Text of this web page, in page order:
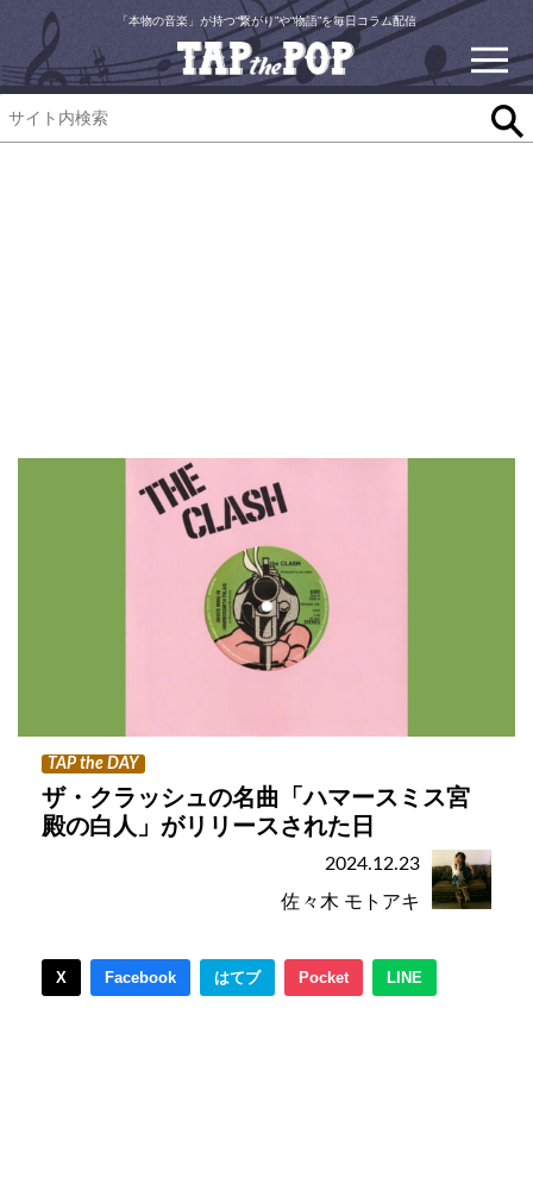
「本物の音楽」が持つ“繋がり”や“物語”を毎日コラム配信
TAP the DAY
ザ・クラッシュの名曲「ハマースミス宮
殿の白人」がリリースされた日
2024.12.23
佐々木 モトアキ
X Facebook はてブ Pocket LINE